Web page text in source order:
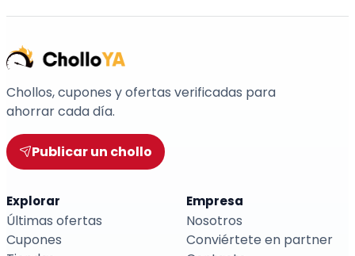
Chollos, cupones y ofertas verificadas para
ahorrar cada día.
Publicar un chollo
Explorar
Últimas ofertas
Cupones
Empresa
Nosotros
Conviértete en partner